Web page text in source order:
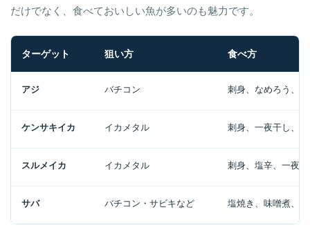
だけでなく、食べておいしい魚が多いのも魅力です。
ターゲット 狙い方 食べ方
アジ バチコン 刺身、なめろう、
ケンサキイカ イカメタル 刺身、一夜干し、
スルメイカ イカメタル 刺身、塩辛、一夜
サバ バチコン・サビキなど 塩焼き、味噌煮、